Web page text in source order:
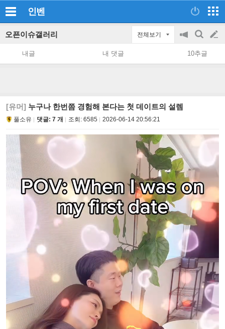
인벤
오픈이슈갤러리 전체보기
공
지
on/off
검
색
글
쓰
내글 내 댓글 10추글
[유머] 누구나 한번쯤 경험해 본다는 첫 데이트의 설렘
풀소유 댓글: 7 개 조회: 6585 2026-06-14 20:56:21